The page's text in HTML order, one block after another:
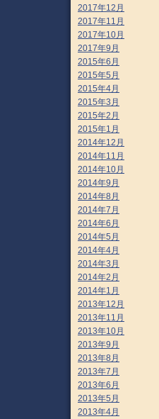
2017年12月
2017年11月
2017年10月
2017年9月
2015年6月
2015年5月
2015年4月
2015年3月
2015年2月
2015年1月
2014年12月
2014年11月
2014年10月
2014年9月
2014年8月
2014年7月
2014年6月
2014年5月
2014年4月
2014年3月
2014年2月
2014年1月
2013年12月
2013年11月
2013年10月
2013年9月
2013年8月
2013年7月
2013年6月
2013年5月
2013年4月